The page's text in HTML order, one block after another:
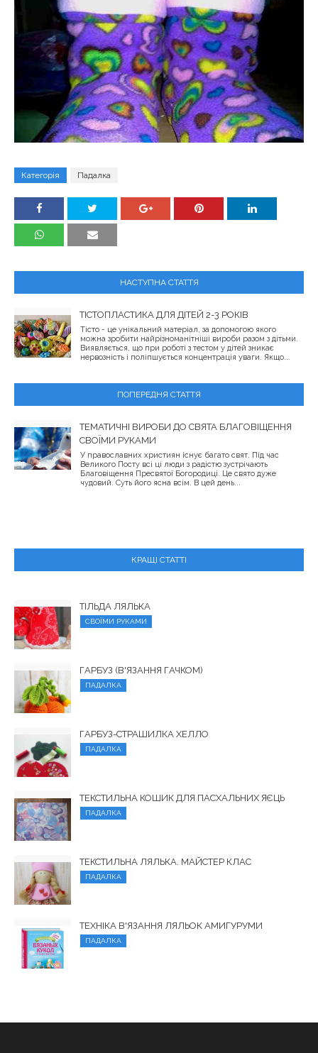
Категорія Падалка
НАСТУПНА СТАТТЯ
ТІСТОПЛАСТИКА ДЛЯ ДІТЕЙ 2-3 РОКІВ
Тісто - це унікальний матеріал, за допомогою якого
можна зробити найрізноманітніші вироби разом з дітьми.
Виявляється, що при роботі з тестом у дітей зникає
нервозність і поліпшується концентрація уваги. Якщо...
ПОПЕРЕДНЯ СТАТТЯ
ТЕМАТИЧНІ ВИРОБИ ДО СВЯТА БЛАГОВІЩЕННЯ
СВОЇМИ РУКАМИ
У православних християн існує багато свят. Під час
Великого Посту всі ці люди з радістю зустрічають
Благовіщення Пресвятої Богородиці. Це свято дуже
чудовий. Суть його ясна всім. В цей день...
КРАЩІ СТАТТІ
ТІЛЬДА ​​ЛЯЛЬКА
СВОЇМИ РУКАМИ
ГАРБУЗ (В'ЯЗАННЯ ГАЧКОМ)
ПАДАЛКА
ГАРБУЗ-СТРАШИЛКА ХЕЛЛО
ПАДАЛКА
ТЕКСТИЛЬНА КОШИК ДЛЯ ПАСХАЛЬНИХ ЯЄЦЬ
ПАДАЛКА
ТЕКСТИЛЬНА ЛЯЛЬКА. МАЙСТЕР КЛАС
ПАДАЛКА
ТЕХНІКА В'ЯЗАННЯ ЛЯЛЬОК АМИГУРУМИ
ПАДАЛКА